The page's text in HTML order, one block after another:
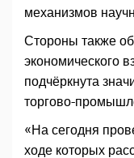
механизмов
Стороны также
экономического
подчёркнута
торгово-
«На сегодня
ходе которых